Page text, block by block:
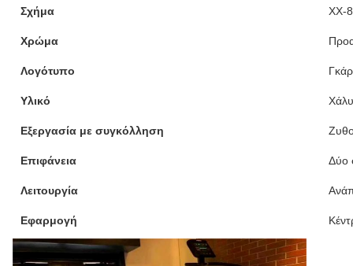
Σχήμα ΧΧ-
Χρώμα
Λογότυπο
Υλικό
Εξεργασία με συγκόλληση
Επιφάνεια Δύο
Λειτουργία
Εφαρμογή